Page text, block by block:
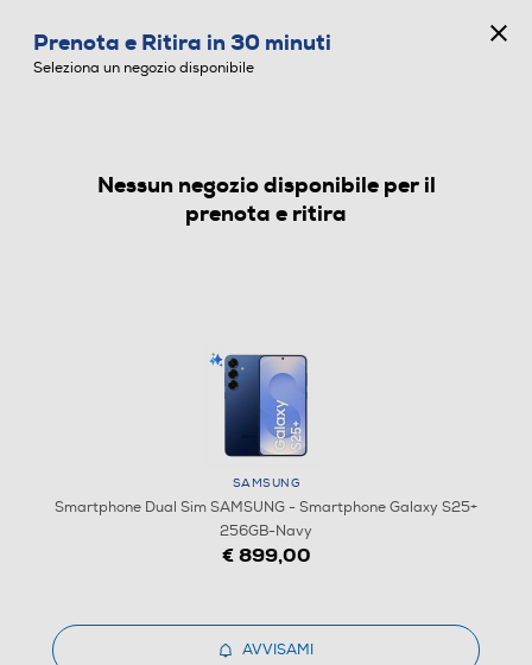
SMARTPHONE DUAL SIM
Prenota e Ritira in 30 minuti
Seleziona un negozio disponibile
Nessun negozio disponibile per il
prenota e ritira
SAMSUNG
Smartphone Dual Sim SAMSUNG - Smartphone Galaxy S25+
256GB-Navy
€ 899,00
AVVISAMI